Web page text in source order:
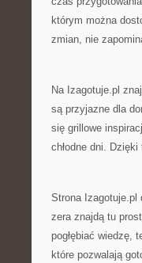
którym można
zmian, nie
Na Izagotuje.pl
są przyjazne dla
się grillowe
chłodne dni.
Strona Izagotuje.pl
zera znajdą tu
pogłębiać wiedzę,
które pozwalają